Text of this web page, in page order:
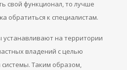
свой функционал, то лучше
обратиться к специалистам.
устанавливают на территории
владений с целью
Таким образом,